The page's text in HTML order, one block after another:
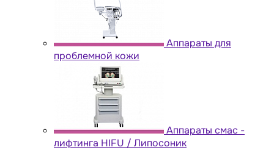
Аппараты для
проблемной кожи
Аппараты cмас -
лифтинга HIFU / Липосоник